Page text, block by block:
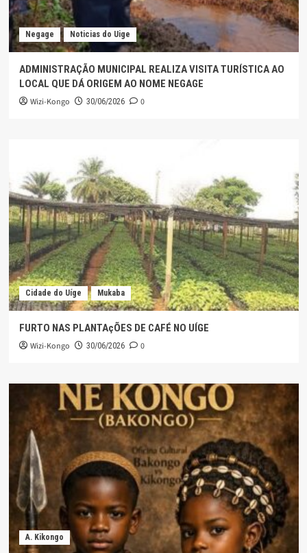
Negage Noticias do Uige
ADMINISTRAÇÃO MUNICIPAL REALIZA VISITA TURÍSTICA AO
LOCAL QUE DÁ ORIGEM AO NOME NEGAGE
Wizi-Kongo 30/06/2026 0
Cidade do Uíge Mukaba
FURTO NAS PLANTAçÕES DE CAFÉ NO UÍGE
Wizi-Kongo 30/06/2026 0
A. Kikongo